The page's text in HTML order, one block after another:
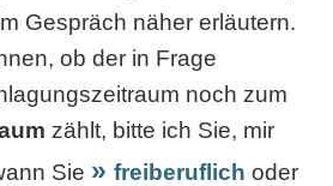
Gespräch näher erläutern.
ob der in Frage
noch zum
zählt, bitte ich Sie, mir
Sie
freiberuflich oder